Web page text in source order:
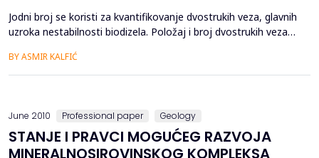
Jodni broj se koristi za kvantifikovanje dvostrukih veza, glavnih
uzroka nestabilnosti biodizela. Položaj i broj dvostrukih veza
ne može razlikovati ove parametre. Danas, sastav i
molekulska struktura raznih ulja, sirovina za biodizel su jasno
BY ASMIR KALFIĆ
June 2010 Professional paper Geology
STANJE I PRAVCI MOGUĆEG RAZVOJA
MINERALNOSIROVINSKOG KOMPLEKSA